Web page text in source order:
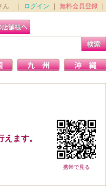
ん ｜ ログイン 無料会員登録
携帯で見る
ます。